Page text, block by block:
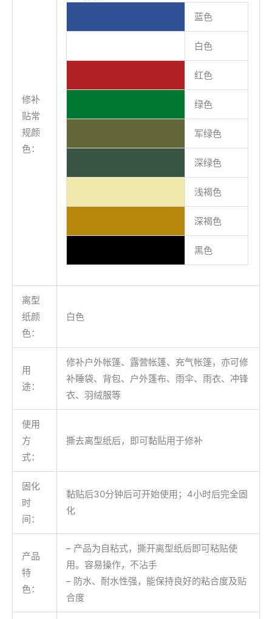
修补
贴常
规颜
色：
蓝色
白色
红色
绿色
军绿色
深绿色
浅褐色
深褐色
黑色
离型
纸颜
色：
白色
用
途：
修补户外帐篷、露营帐篷、充气帐篷，亦可修
补睡袋、背包、户外篷布、雨伞、雨衣、冲锋
衣、羽绒服等
使用
方
式：
撕去离型纸后，即可黏贴用于修补
固化
时
间：
黏贴后30分钟后可开始使用；4小时后完全固
化
产品
特
色：
– 产品为自粘式，撕开离型纸后即可粘贴使
用。容易操作，不沾手
– 防水、耐水性强，能保持良好的粘合度及贴
合度